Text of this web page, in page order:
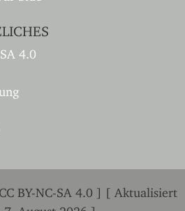
4.0
BY-NC-SA 4.0 ] [ Aktualisiert
7. August 2026 ]